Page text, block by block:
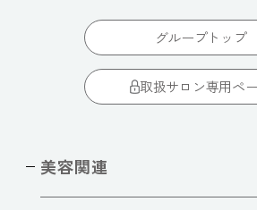
グループトップ
取扱サロン専用ペ
美容関連